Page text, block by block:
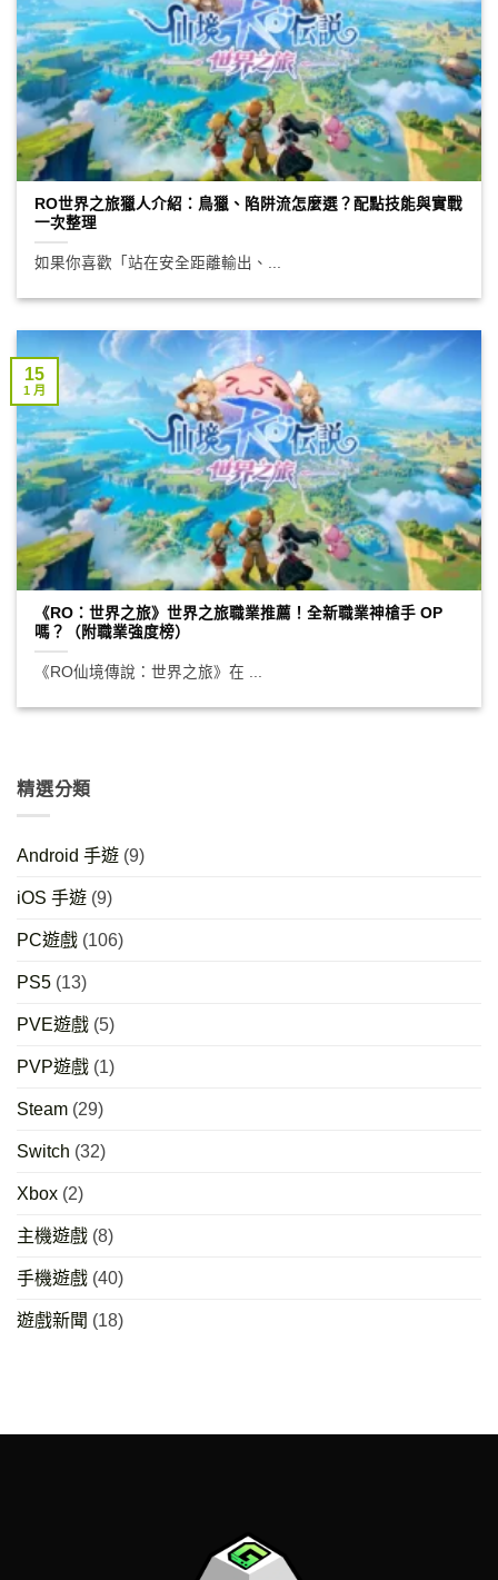
RO世界之旅獵人介紹：鳥獵、陷阱流怎麼選？配點技能與實戰
一次整理
如果你喜歡「站在安全距離輸出、...
《RO：世界之旅》世界之旅職業推薦！全新職業神槍手 OP
嗎？（附職業強度榜）
《RO仙境傳說：世界之旅》在 ...
15
1 月
精選分類
Android 手遊 (9)
iOS 手遊 (9)
PC遊戲 (106)
PS5 (13)
PVE遊戲 (5)
PVP遊戲 (1)
Steam (29)
Switch (32)
Xbox (2)
主機遊戲 (8)
手機遊戲 (40)
遊戲新聞 (18)